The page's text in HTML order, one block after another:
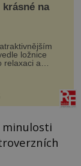
krásné na
ložnice
relaxaci a
textil –
–
kouzelného
minulosti